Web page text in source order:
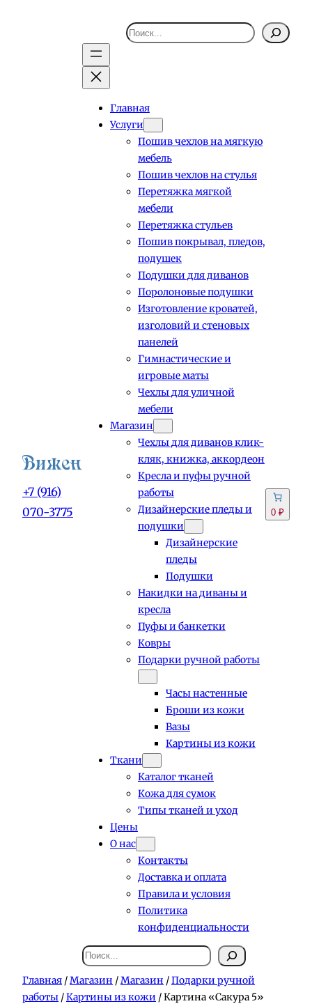
+7 (916)
070-3775
Поиск
Главная
Услуги
Пошив чехлов на мягкую
мебель
Пошив чехлов на стулья
Перетяжка мягкой
мебели
Перетяжка стульев
Пошив покрывал, пледов,
подушек
Подушки для диванов
Поролоновые подушки
Изготовление кроватей,
изголовий и стеновых
панелей
Гимнастические и
игровые маты
Чехлы для уличной
мебели
Магазин
Чехлы для диванов клик-
кляк, книжка, аккордеон
Кресла и пуфы ручной
работы
Дизайнерские пледы и
подушки
Дизайнерские
пледы
Подушки
Накидки на диваны и
кресла
Пуфы и банкетки
Ковры
Подарки ручной работы
Часы настенные
Броши из кожи
Вазы
Картины из кожи
Ткани
Каталог тканей
Кожа для сумок
Типы тканей и уход
Цены
О нас
Контакты
Доставка и оплата
Правила и условия
Политика
конфиденциальности
Поиск
0 ₽
Главная /Магазин /Магазин /Подарки ручной
работы /Картины из кожи / Картина «Сакура 5»